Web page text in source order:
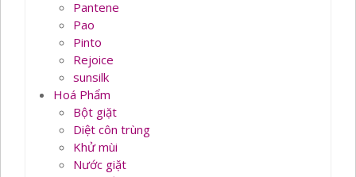
Pantene
Pao
Pinto
Rejoice
sunsilk
Hoá Phẩm
Bột giặt
Diệt côn trùng
Khử mùi
Nước giặt